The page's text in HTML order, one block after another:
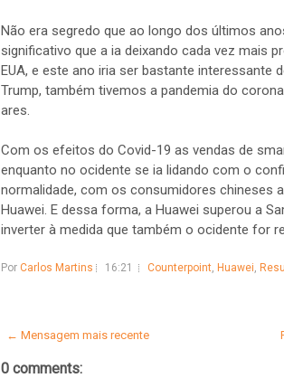
Não era segredo que ao longo dos últimos
significativo que a ia deixando cada vez mais
EUA, e este ano iria ser bastante interessante
Trump, também tivemos a pandemia do
ares.
Com os efeitos do Covid-19 as vendas de
enquanto no ocidente se ia lidando com o
normalidade, com os consumidores chineses
Huawei. E dessa forma, a Huawei superou a
inverter à medida que também o ocidente for
Por Carlos Martins 16:21 Counterpoint, Huawei,
← Mensagem mais recente
0 comments: